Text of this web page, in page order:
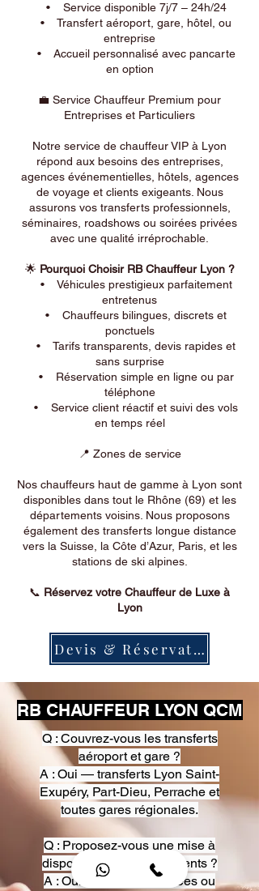
• Service disponible 7j/7 – 24h/24
• Transfert aéroport, gare, hôtel, ou
entreprise
• Accueil personnalisé avec pancarte
en option
💼 Service Chauffeur Premium pour
Entreprises et Particuliers
Notre service de chauffeur VIP à Lyon
répond aux besoins des entreprises,
agences événementielles, hôtels, agences
de voyage et clients exigeants. Nous
assurons vos transferts professionnels,
séminaires, roadshows ou soirées privées
avec une qualité irréprochable.
🌟 Pourquoi Choisir RB Chauffeur Lyon ?
• Véhicules prestigieux parfaitement
entretenus
• Chauffeurs bilingues, discrets et
ponctuels
• Tarifs transparents, devis rapides et
sans surprise
• Réservation simple en ligne ou par
téléphone
• Service client réactif et suivi des vols
en temps réel
📍 Zones de service
Nos chauffeurs haut de gamme à Lyon sont
disponibles dans tout le Rhône (69) et les
départements voisins. Nous proposons
également des transferts longue distance
vers la Suisse, la Côte d’Azur, Paris, et les
stations de ski alpines.
📞 Réservez votre Chauffeur de Luxe à
Lyon
Devis & Réservation
RB CHAUFFEUR LYON QCM
Q : Couvrez-vous les transferts
aéroport et gare ?
A : Oui — transferts Lyon Saint-
Exupéry, Part-Dieu, Perrache et
toutes gares régionales.
Q : Proposez-vous une mise à
disposition pour événements ?
A : Oui — heures, journées ou